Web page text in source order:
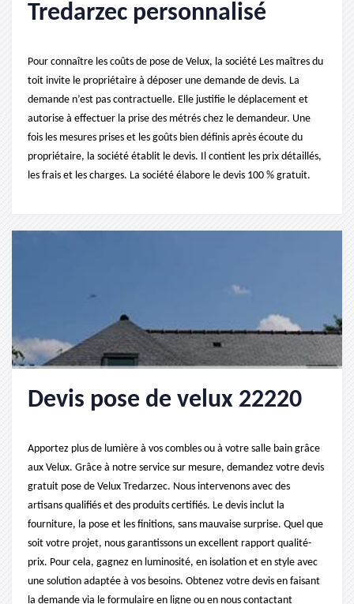
Tredarzec personnalisé
Pour connaître les coûts de pose de Velux, la société Les maîtres du
toit invite le propriétaire à déposer une demande de devis. La
demande n’est pas contractuelle. Elle justifie le déplacement et
autorise à effectuer la prise des métrés chez le demandeur. Une
fois les mesures prises et les goûts bien définis après écoute du
propriétaire, la société établit le devis. Il contient les prix détaillés,
les frais et les charges. La société élabore le devis 100 % gratuit.
Devis pose de velux 22220
Apportez plus de lumière à vos combles ou à votre salle bain grâce
aux Velux. Grâce à notre service sur mesure, demandez votre devis
gratuit pose de Velux Tredarzec. Nous intervenons avec des
artisans qualifiés et des produits certifiés. Le devis inclut la
fourniture, la pose et les finitions, sans mauvaise surprise. Quel que
soit votre projet, nous garantissons un excellent rapport qualité-
prix. Pour cela, gagnez en luminosité, en isolation et en style avec
une solution adaptée à vos besoins. Obtenez votre devis en faisant
la demande via le formulaire en ligne ou en nous contactant